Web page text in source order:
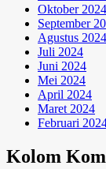
Oktober 2024
September
Agustus 2024
Juli 2024
Juni 2024
Mei 2024
April 2024
Maret 2024
Februari
Kolom